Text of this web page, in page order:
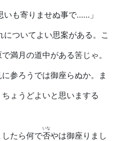
いも寄りませぬ事で……」
ついてよい思案がある。こ
満月の道中がある筈じゃ。
参ろうでは御座らぬか。ま
ょうどよいと思いまする
したら何で否
いな
やは御座りまし